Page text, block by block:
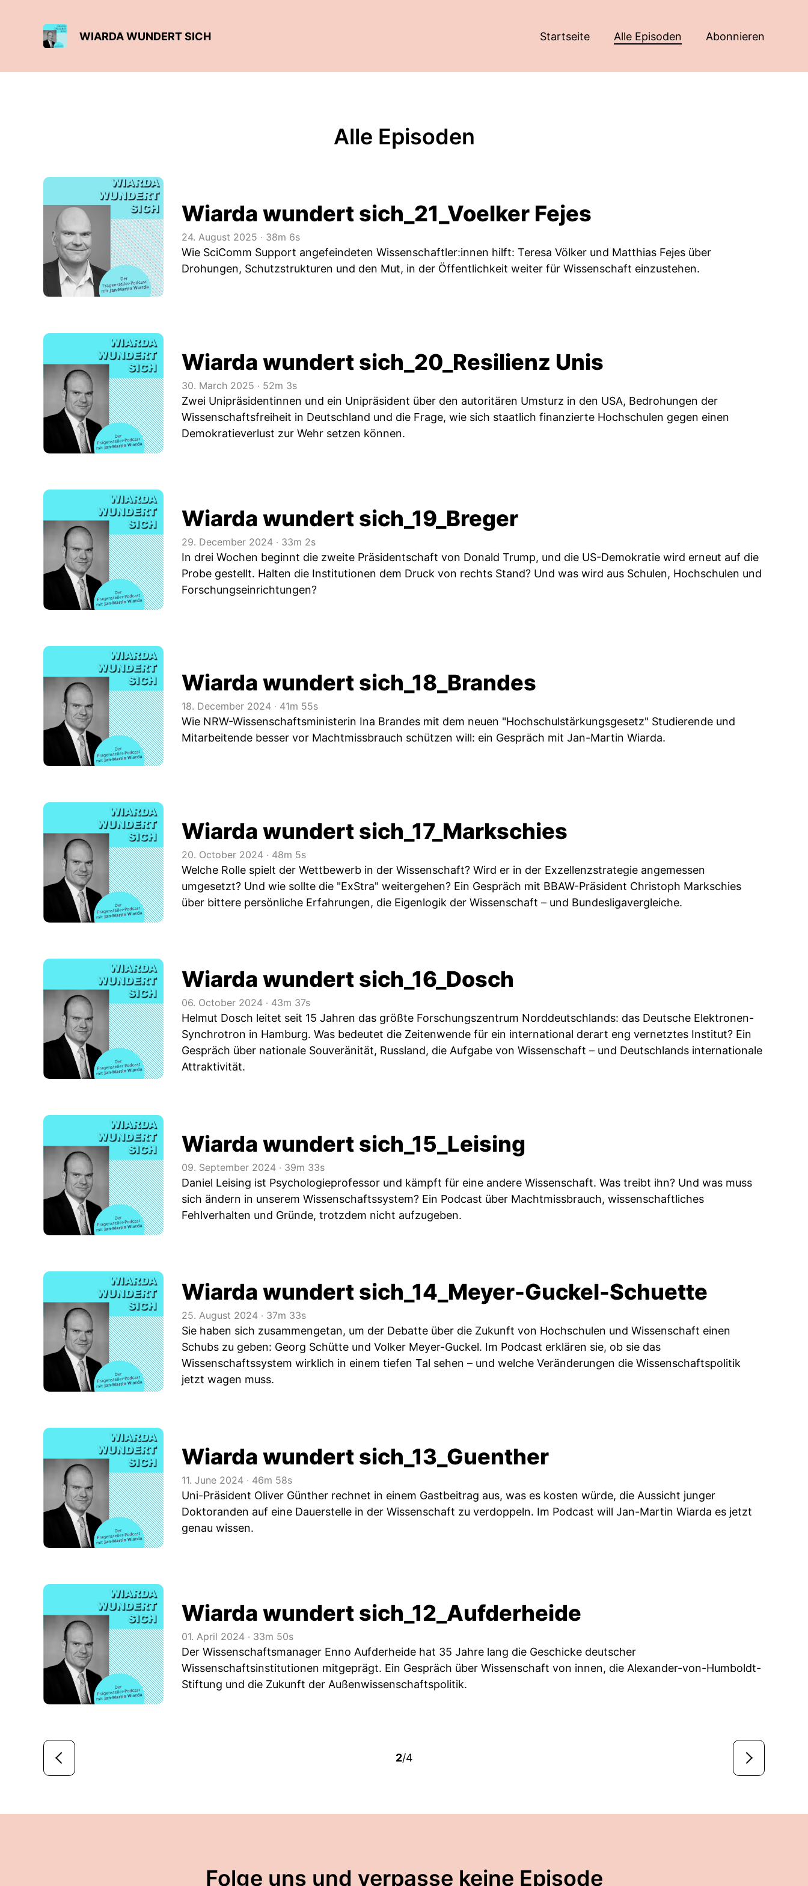
WIARDA WUNDERT SICH Startseite Alle Episoden Abonnieren
Alle Episoden
Wiarda wundert sich_21_Voelker Fejes
24. August 2025 ‧ 38m 6s
Wie SciComm Support angefeindeten Wissenschaftler:innen hilft: Teresa Völker und Matthias Fejes über
Drohungen, Schutzstrukturen und den Mut, in der Öffentlichkeit weiter für Wissenschaft einzustehen.
Wiarda wundert sich_20_Resilienz Unis
30. March 2025 ‧ 52m 3s
Zwei Unipräsidentinnen und ein Unipräsident über den autoritären Umsturz in den USA, Bedrohungen der
Wissenschaftsfreiheit in Deutschland und die Frage, wie sich staatlich finanzierte Hochschulen gegen einen
Demokratieverlust zur Wehr setzen können.
Wiarda wundert sich_19_Breger
29. December 2024 ‧ 33m 2s
In drei Wochen beginnt die zweite Präsidentschaft von Donald Trump, und die US-Demokratie wird erneut auf die
Probe gestellt. Halten die Institutionen dem Druck von rechts Stand? Und was wird aus Schulen, Hochschulen und
Forschungseinrichtungen?
Wiarda wundert sich_18_Brandes
18. December 2024 ‧ 41m 55s
Wie NRW-Wissenschaftsministerin Ina Brandes mit dem neuen "Hochschulstärkungsgesetz" Studierende und
Mitarbeitende besser vor Machtmissbrauch schützen will: ein Gespräch mit Jan-Martin Wiarda.
Wiarda wundert sich_17_Markschies
20. October 2024 ‧ 48m 5s
Welche Rolle spielt der Wettbewerb in der Wissenschaft? Wird er in der Exzellenzstrategie angemessen
umgesetzt? Und wie sollte die "ExStra" weitergehen? Ein Gespräch mit BBAW-Präsident Christoph Markschies
über bittere persönliche Erfahrungen, die Eigenlogik der Wissenschaft – und Bundesligavergleiche.
Wiarda wundert sich_16_Dosch
06. October 2024 ‧ 43m 37s
Helmut Dosch leitet seit 15 Jahren das größte Forschungszentrum Norddeutschlands: das Deutsche Elektronen-
Synchrotron in Hamburg. Was bedeutet die Zeitenwende für ein international derart eng vernetztes Institut? Ein
Gespräch über nationale Souveränität, Russland, die Aufgabe von Wissenschaft – und Deutschlands internationale
Attraktivität.
Wiarda wundert sich_15_Leising
09. September 2024 ‧ 39m 33s
Daniel Leising ist Psychologieprofessor und kämpft für eine andere Wissenschaft. Was treibt ihn? Und was muss
sich ändern in unserem Wissenschaftssystem? Ein Podcast über Machtmissbrauch, wissenschaftliches
Fehlverhalten und Gründe, trotzdem nicht aufzugeben.
Wiarda wundert sich_14_Meyer-Guckel-Schuette
25. August 2024 ‧ 37m 33s
Sie haben sich zusammengetan, um der Debatte über die Zukunft von Hochschulen und Wissenschaft einen
Schubs zu geben: Georg Schütte und Volker Meyer-Guckel. Im Podcast erklären sie, ob sie das
Wissenschaftssystem wirklich in einem tiefen Tal sehen – und welche Veränderungen die Wissenschaftspolitik
jetzt wagen muss.
Wiarda wundert sich_13_Guenther
11. June 2024 ‧ 46m 58s
Uni-Präsident Oliver Günther rechnet in einem Gastbeitrag aus, was es kosten würde, die Aussicht junger
Doktoranden auf eine Dauerstelle in der Wissenschaft zu verdoppeln. Im Podcast will Jan-Martin Wiarda es jetzt
genau wissen.
Wiarda wundert sich_12_Aufderheide
01. April 2024 ‧ 33m 50s
Der Wissenschaftsmanager Enno Aufderheide hat 35 Jahre lang die Geschicke deutscher
Wissenschaftsinstitutionen mitgeprägt. Ein Gespräch über Wissenschaft von innen, die Alexander-von-Humboldt-
Stiftung und die Zukunft der Außenwissenschaftspolitik.
2/4
Folge uns und verpasse keine Episode